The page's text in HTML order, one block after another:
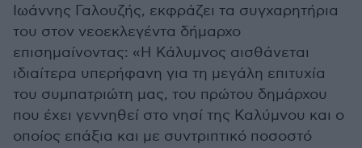
Ιωάννης Γαλουζής, εκφράζει τα συγχαρητήρια
του στον νεοεκλεγέντα δήμαρχο
επισημαίνοντας: «Η Κάλυμνος αισθάνεται
ιδιαίτερα υπερήφανη για τη μεγάλη επιτυχία
του συμπατριώτη μας, του πρώτου δημάρχου
που έχει γεννηθεί στο νησί της Καλύμνου και ο
οποίος επάξια και με συντριπτικό ποσοστό